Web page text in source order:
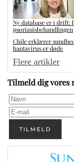
Ny database er i drift:
psoriasisbehandlingen
Chile erklærer
hantavirus er døde
Flere artikler
Tilmeld dig vores
TILMELD